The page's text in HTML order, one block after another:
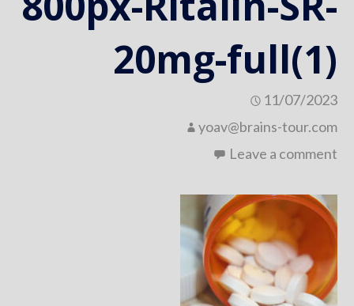
20mg-full(1)
11/07/2023
yoav@brains-tour.com
Leave a comment